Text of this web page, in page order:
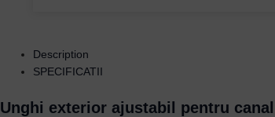
Description
SPECIFICATII
Unghi exterior ajustabil pentru